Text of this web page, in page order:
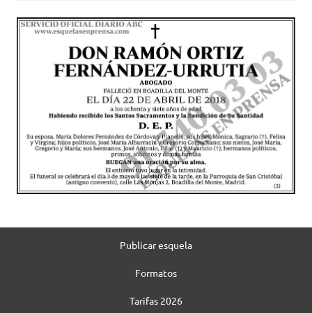
Publicar esquela
Formatos
Tarifas 2026